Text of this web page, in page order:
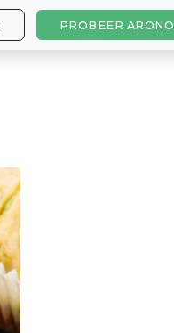
PROBEER ARONO